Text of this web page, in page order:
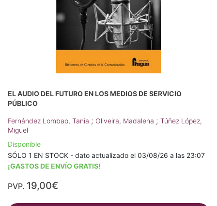
EL AUDIO DEL FUTURO EN LOS MEDIOS DE SERVICIO
PÚBLICO
Fernández Lombao, Tania ; Oliveira, Madalena ; Túñez López,
Miguel
Disponible
SÓLO 1 EN STOCK - dato actualizado el 03/08/26 a las 23:07
¡GASTOS DE ENVÍO GRATIS!
PVP. 19,00€